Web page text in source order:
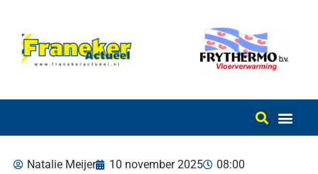
Natalie Meijer 10 november 2025
08:00